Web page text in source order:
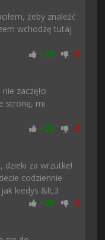
żeby znaleźć
wchodzę tutaj
+23 -2
zaczęło
stronę, mi
+23 -2
dzieki za wrzutke!
codziennie
kiedys &lt;3
+20 -2